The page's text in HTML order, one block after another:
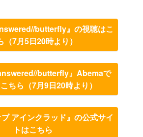
butterfly』の視聴はこ
（7月5日20時より）
butterfly』Abemaで
ちら（7月9日20時より）
ブ アインクラッド』の公式サイ
トはこちら